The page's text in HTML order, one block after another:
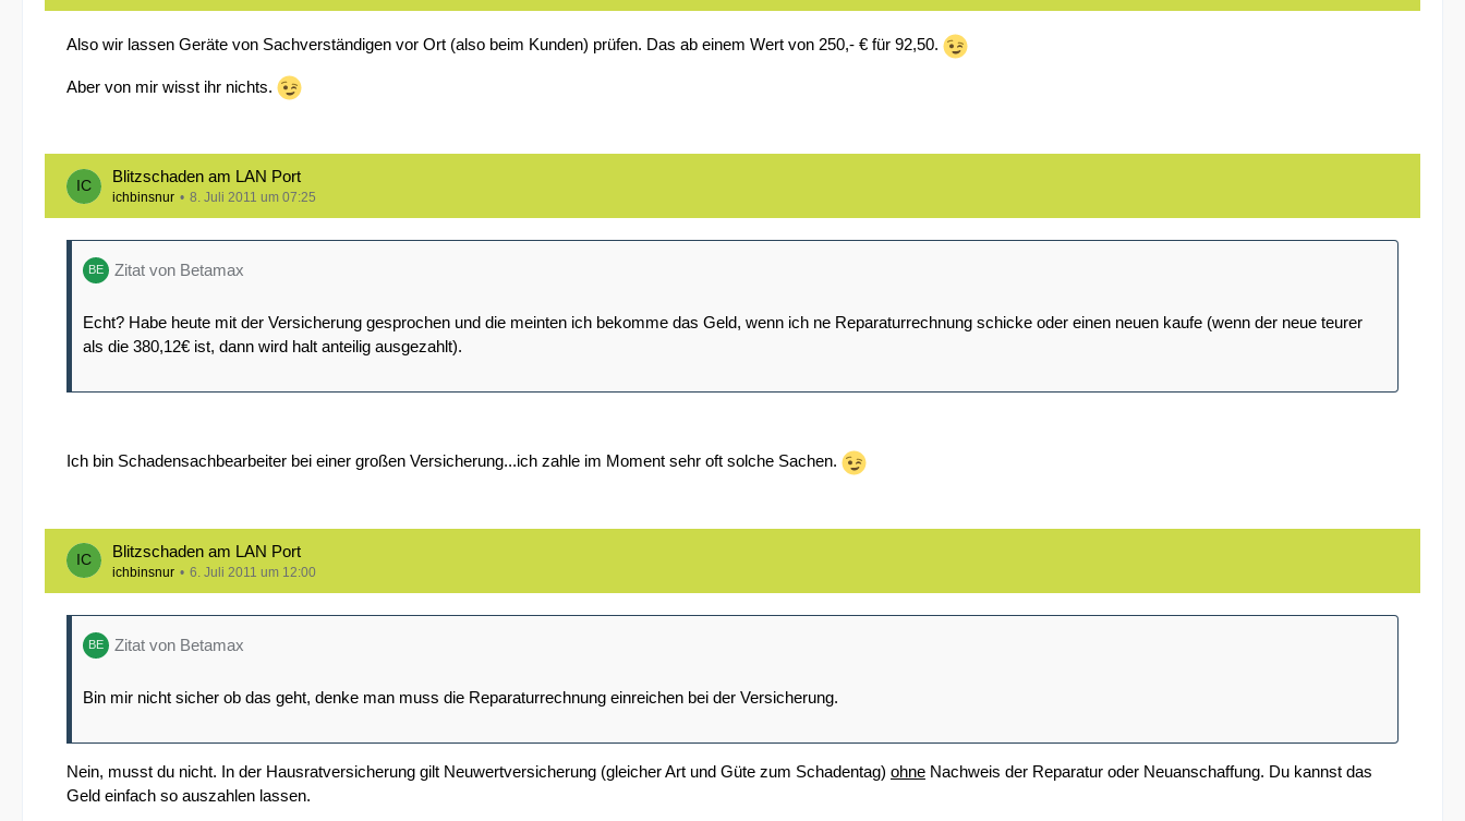
Also wir lassen Geräte von Sachverständigen vor Ort (also beim Kunden) prüfen. Das ab einem Wert von 250,- € für 92,50.
Aber von mir wisst ihr nichts.
Blitzschaden am LAN Port
ichbinsnur 8. Juli 2011 um 07:25
Zitat von Betamax
Echt? Habe heute mit der Versicherung gesprochen und die meinten ich bekomme das Geld, wenn ich ne Reparaturrechnung schicke oder einen neuen kaufe (wenn der neue teurer
als die 380,12€ ist, dann wird halt anteilig ausgezahlt).
Ich bin Schadensachbearbeiter bei einer großen Versicherung...ich zahle im Moment sehr oft solche Sachen.
Blitzschaden am LAN Port
ichbinsnur 6. Juli 2011 um 12:00
Zitat von Betamax
Bin mir nicht sicher ob das geht, denke man muss die Reparaturrechnung einreichen bei der Versicherung.
Nein, musst du nicht. In der Hausratversicherung gilt Neuwertversicherung (gleicher Art und Güte zum Schadentag) ohne Nachweis der Reparatur oder Neuanschaffung. Du kannst das
Geld einfach so auszahlen lassen.